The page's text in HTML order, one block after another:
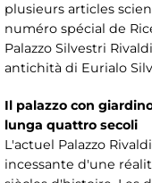
plusieurs articles
numéro spécial de
Palazzo Silvestri
antichità di Eurialo
Il palazzo con
lunga quattro secoli
L'actuel Palazzo
incessante d'une